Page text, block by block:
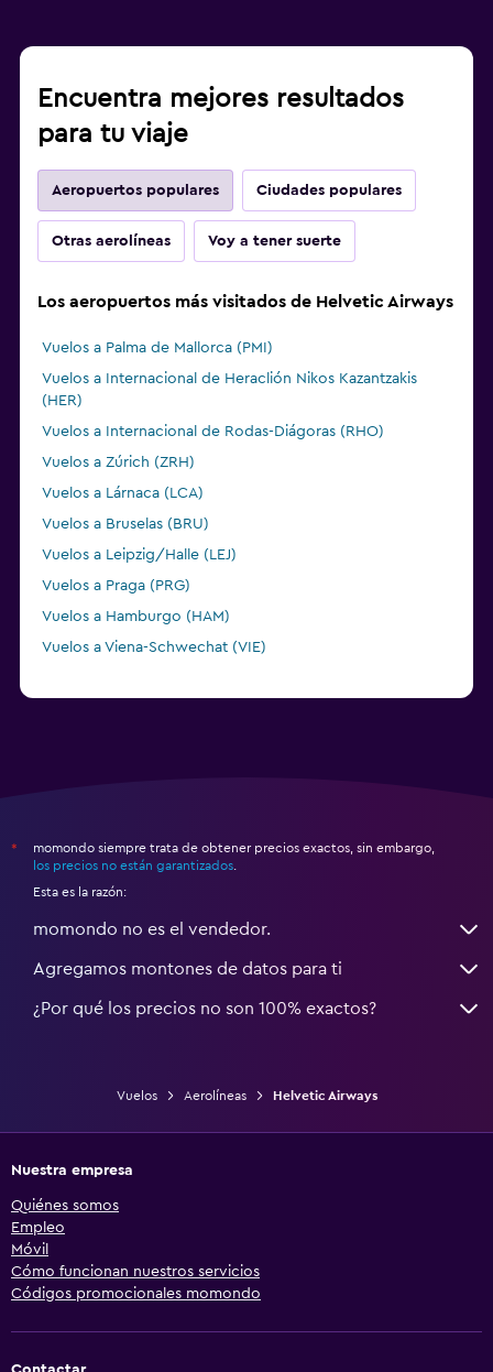
Encuentra mejores resultados
para tu viaje
Aeropuertos populares Ciudades populares
Otras aerolíneas Voy a tener suerte
Los aeropuertos más visitados de Helvetic Airways
Vuelos a Palma de Mallorca (PMI)
Vuelos a Internacional de Heraclión Nikos Kazantzakis
(HER)
Vuelos a Internacional de Rodas-Diágoras (RHO)
Vuelos a Zúrich (ZRH)
Vuelos a Lárnaca (LCA)
Vuelos a Bruselas (BRU)
Vuelos a Leipzig/Halle (LEJ)
Vuelos a Praga (PRG)
Vuelos a Hamburgo (HAM)
Vuelos a Viena-Schwechat (VIE)
*
momondo siempre trata de obtener precios exactos, sin embargo,
los precios no están garantizados
Esta es la razón:
momondo no es el vendedor.
Agregamos montones de datos para ti
¿Por qué los precios no son 100% exactos?
Vuelos Aerolíneas Helvetic Airways
Nuestra empresa
Quiénes somos
Empleo
Móvil
Cómo funcionan nuestros servicios
Códigos promocionales momondo